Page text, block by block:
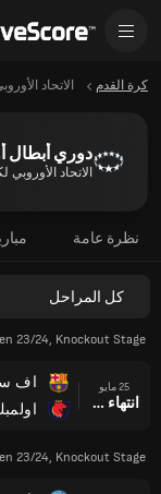
كرة القدم الاتحاد
دوري أبطال
الاتحاد الأوروبي
نظرة عامة
كل المراحل
23/24, Knockout Stage
25 مايو
انتهاء وقت المباراة
اف
23/24, Knockout Stage